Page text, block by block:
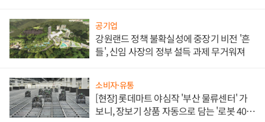
공기업
강원랜드 정책 불확실성에 중장기 비전 '흔
들', 신임 사장의 정부 설득 과제 무거워져
소비자·유통
[현장] 롯데마트 야심작 '부산 물류센터' 가
보니, 장보기 상품 자동으로 담는 '로봇 400